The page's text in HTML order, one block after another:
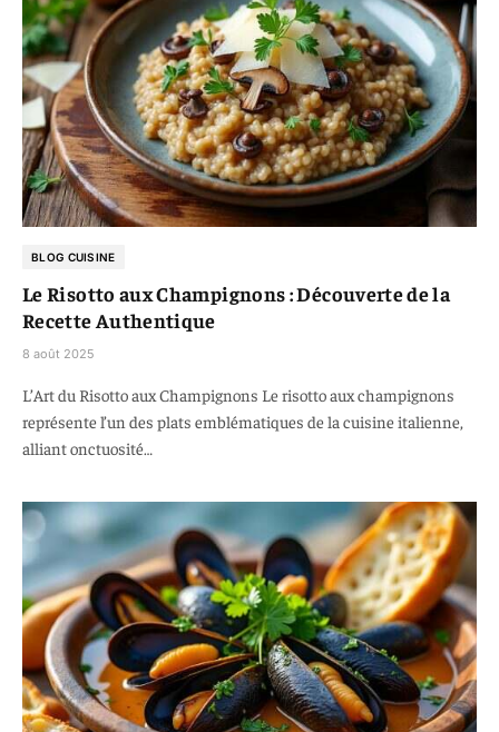
BLOG CUISINE
Le Risotto aux Champignons : Découverte de la
Recette Authentique
8 août 2025
L’Art du Risotto aux Champignons Le risotto aux champignons
représente l’un des plats emblématiques de la cuisine italienne,
alliant onctuosité…